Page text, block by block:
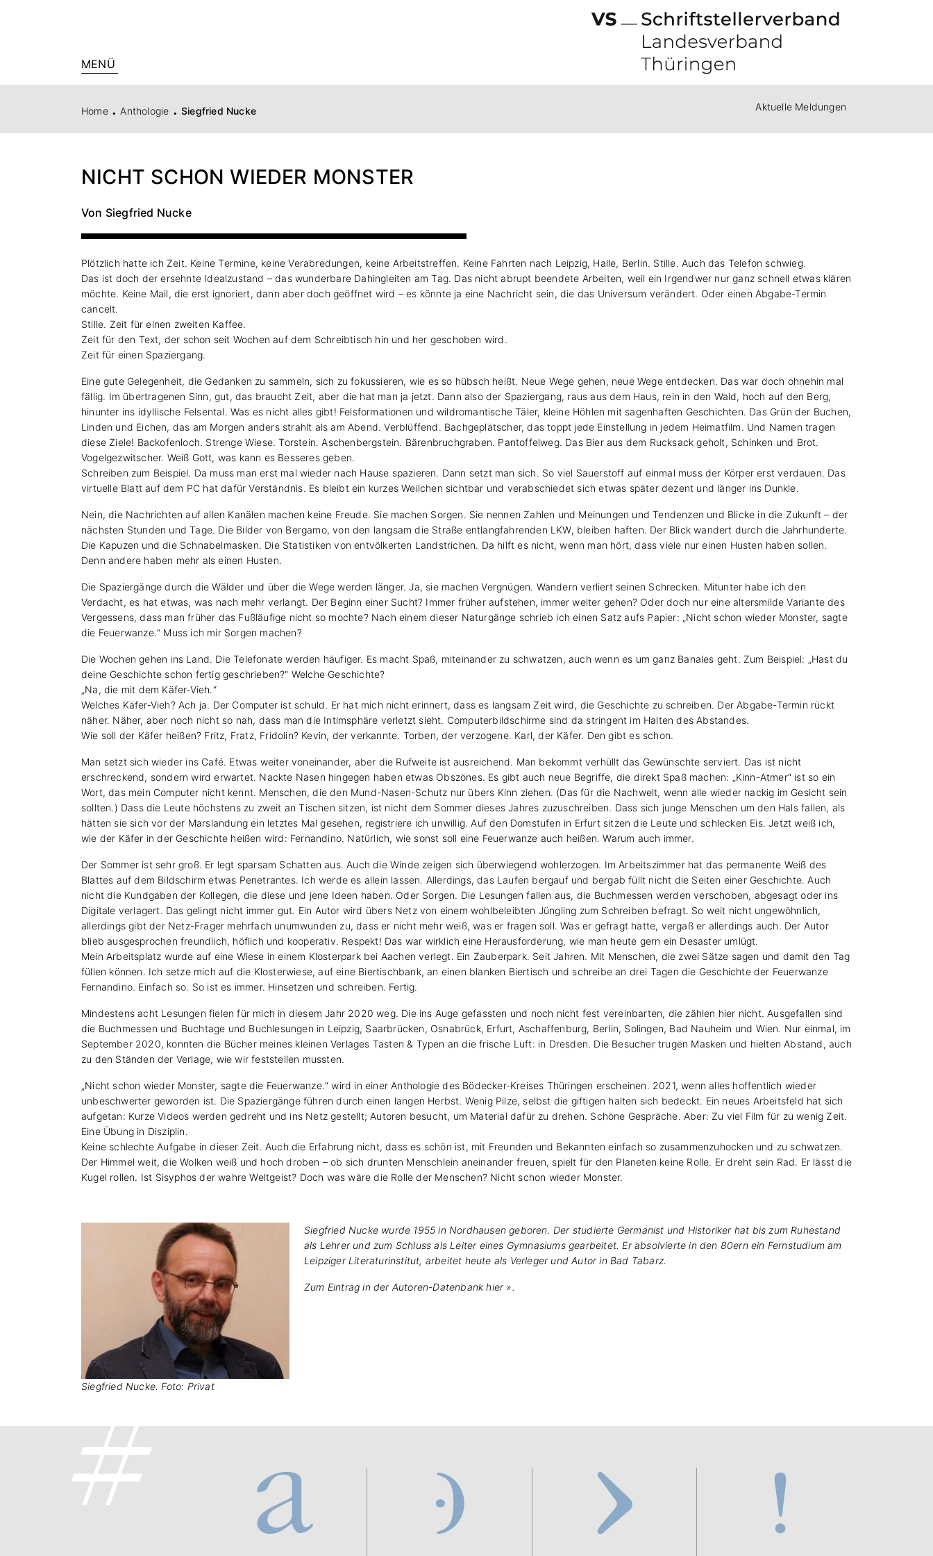
MENÜ
Home . Anthologie . Siegfried Nucke Aktuelle Meldungen
NICHT SCHON WIEDER MONSTER
Von Siegfried Nucke
Plötzlich hatte ich Zeit. Keine Termine, keine Verabredungen, keine Arbeitstreffen. Keine Fahrten nach Leipzig, Halle, Berlin. Stille. Auch das Telefon schwieg.
Das ist doch der ersehnte Idealzustand – das wunderbare Dahingleiten am Tag. Das nicht abrupt beendete Arbeiten, weil ein Irgendwer nur ganz schnell etwas klären
möchte. Keine Mail, die erst ignoriert, dann aber doch geöffnet wird – es könnte ja eine Nachricht sein, die das Universum verändert. Oder einen Abgabe-Termin
cancelt.
Stille. Zeit für einen zweiten Kaffee.
Zeit für den Text, der schon seit Wochen auf dem Schreibtisch hin und her geschoben wird.
Zeit für einen Spaziergang.
Eine gute Gelegenheit, die Gedanken zu sammeln, sich zu fokussieren, wie es so hübsch heißt. Neue Wege gehen, neue Wege entdecken. Das war doch ohnehin mal
fällig. Im übertragenen Sinn, gut, das braucht Zeit, aber die hat man ja jetzt. Dann also der Spaziergang, raus aus dem Haus, rein in den Wald, hoch auf den Berg,
hinunter ins idyllische Felsental. Was es nicht alles gibt! Felsformationen und wildromantische Täler, kleine Höhlen mit sagenhaften Geschichten. Das Grün der Buchen,
Linden und Eichen, das am Morgen anders strahlt als am Abend. Verblüffend. Bachgeplätscher, das toppt jede Einstellung in jedem Heimatfilm. Und Namen tragen
diese Ziele! Backofenloch. Strenge Wiese. Torstein. Aschenbergstein. Bärenbruchgraben. Pantoffelweg. Das Bier aus dem Rucksack geholt, Schinken und Brot.
Vogelgezwitscher. Weiß Gott, was kann es Besseres geben.
Schreiben zum Beispiel. Da muss man erst mal wieder nach Hause spazieren. Dann setzt man sich. So viel Sauerstoff auf einmal muss der Körper erst verdauen. Das
virtuelle Blatt auf dem PC hat dafür Verständnis. Es bleibt ein kurzes Weilchen sichtbar und verabschiedet sich etwas später dezent und länger ins Dunkle.
Nein, die Nachrichten auf allen Kanälen machen keine Freude. Sie machen Sorgen. Sie nennen Zahlen und Meinungen und Tendenzen und Blicke in die Zukunft – der
nächsten Stunden und Tage. Die Bilder von Bergamo, von den langsam die Straße entlangfahrenden LKW, bleiben haften. Der Blick wandert durch die Jahrhunderte.
Die Kapuzen und die Schnabelmasken. Die Statistiken von entvölkerten Landstrichen. Da hilft es nicht, wenn man hört, dass viele nur einen Husten haben sollen.
Denn andere haben mehr als einen Husten.
Die Spaziergänge durch die Wälder und über die Wege werden länger. Ja, sie machen Vergnügen. Wandern verliert seinen Schrecken. Mitunter habe ich den
Verdacht, es hat etwas, was nach mehr verlangt. Der Beginn einer Sucht? Immer früher aufstehen, immer weiter gehen? Oder doch nur eine altersmilde Variante des
Vergessens, dass man früher das Fußläufige nicht so mochte? Nach einem dieser Naturgänge schrieb ich einen Satz aufs Papier: „Nicht schon wieder Monster, sagte
die Feuerwanze.“ Muss ich mir Sorgen machen?
Die Wochen gehen ins Land. Die Telefonate werden häufiger. Es macht Spaß, miteinander zu schwatzen, auch wenn es um ganz Banales geht. Zum Beispiel: „Hast du
deine Geschichte schon fertig geschrieben?“ Welche Geschichte?
„Na, die mit dem Käfer-Vieh.“
Welches Käfer-Vieh? Ach ja. Der Computer ist schuld. Er hat mich nicht erinnert, dass es langsam Zeit wird, die Geschichte zu schreiben. Der Abgabe-Termin rückt
näher. Näher, aber noch nicht so nah, dass man die Intimsphäre verletzt sieht. Computerbildschirme sind da stringent im Halten des Abstandes.
Wie soll der Käfer heißen? Fritz, Fratz, Fridolin? Kevin, der verkannte. Torben, der verzogene. Karl, der Käfer. Den gibt es schon.
Man setzt sich wieder ins Café. Etwas weiter voneinander, aber die Rufweite ist ausreichend. Man bekommt verhüllt das Gewünschte serviert. Das ist nicht
erschreckend, sondern wird erwartet. Nackte Nasen hingegen haben etwas Obszönes. Es gibt auch neue Begriffe, die direkt Spaß machen: „Kinn-Atmer“ ist so ein
Wort, das mein Computer nicht kennt. Menschen, die den Mund-Nasen-Schutz nur übers Kinn ziehen. (Das für die Nachwelt, wenn alle wieder nackig im Gesicht sein
sollten.) Dass die Leute höchstens zu zweit an Tischen sitzen, ist nicht dem Sommer dieses Jahres zuzuschreiben. Dass sich junge Menschen um den Hals fallen, als
hätten sie sich vor der Marslandung ein letztes Mal gesehen, registriere ich unwillig. Auf den Domstufen in Erfurt sitzen die Leute und schlecken Eis. Jetzt weiß ich,
wie der Käfer in der Geschichte heißen wird: Fernandino. Natürlich, wie sonst soll eine Feuerwanze auch heißen. Warum auch immer.
Der Sommer ist sehr groß. Er legt sparsam Schatten aus. Auch die Winde zeigen sich überwiegend wohlerzogen. Im Arbeitszimmer hat das permanente Weiß des
Blattes auf dem Bildschirm etwas Penetrantes. Ich werde es allein lassen. Allerdings, das Laufen bergauf und bergab füllt nicht die Seiten einer Geschichte. Auch
nicht die Kundgaben der Kollegen, die diese und jene Ideen haben. Oder Sorgen. Die Lesungen fallen aus, die Buchmessen werden verschoben, abgesagt oder ins
Digitale verlagert. Das gelingt nicht immer gut. Ein Autor wird übers Netz von einem wohlbeleibten Jüngling zum Schreiben befragt. So weit nicht ungewöhnlich,
allerdings gibt der Netz-Frager mehrfach unumwunden zu, dass er nicht mehr weiß, was er fragen soll. Was er gefragt hatte, vergaß er allerdings auch. Der Autor
blieb ausgesprochen freundlich, höflich und kooperativ. Respekt! Das war wirklich eine Herausforderung, wie man heute gern ein Desaster umlügt.
Mein Arbeitsplatz wurde auf eine Wiese in einem Klosterpark bei Aachen verlegt. Ein Zauberpark. Seit Jahren. Mit Menschen, die zwei Sätze sagen und damit den Tag
füllen können. Ich setze mich auf die Klosterwiese, auf eine Biertischbank, an einen blanken Biertisch und schreibe an drei Tagen die Geschichte der Feuerwanze
Fernandino. Einfach so. So ist es immer. Hinsetzen und schreiben. Fertig.
Mindestens acht Lesungen fielen für mich in diesem Jahr 2020 weg. Die ins Auge gefassten und noch nicht fest vereinbarten, die zählen hier nicht. Ausgefallen sind
die Buchmessen und Buchtage und Buchlesungen in Leipzig, Saarbrücken, Osnabrück, Erfurt, Aschaffenburg, Berlin, Solingen, Bad Nauheim und Wien. Nur einmal, im
September 2020, konnten die Bücher meines kleinen Verlages Tasten & Typen an die frische Luft: in Dresden. Die Besucher trugen Masken und hielten Abstand, auch
zu den Ständen der Verlage, wie wir feststellen mussten.
„Nicht schon wieder Monster, sagte die Feuerwanze.“ wird in einer Anthologie des Bödecker-Kreises Thüringen erscheinen. 2021, wenn alles hoffentlich wieder
unbeschwerter geworden ist. Die Spaziergänge führen durch einen langen Herbst. Wenig Pilze, selbst die giftigen halten sich bedeckt. Ein neues Arbeitsfeld hat sich
aufgetan: Kurze Videos werden gedreht und ins Netz gestellt; Autoren besucht, um Material dafür zu drehen. Schöne Gespräche. Aber: Zu viel Film für zu wenig Zeit.
Eine Übung in Disziplin.
Keine schlechte Aufgabe in dieser Zeit. Auch die Erfahrung nicht, dass es schön ist, mit Freunden und Bekannten einfach so zusammenzuhocken und zu schwatzen.
Der Himmel weit, die Wolken weiß und hoch droben – ob sich drunten Menschlein aneinander freuen, spielt für den Planeten keine Rolle. Er dreht sein Rad. Er lässt die
Kugel rollen. Ist Sisyphos der wahre Weltgeist? Doch was wäre die Rolle der Menschen? Nicht schon wieder Monster.
Siegfried Nucke. Foto: Privat
Siegfried Nucke wurde 1955 in Nordhausen geboren. Der studierte Germanist und Historiker hat bis zum Ruhestand
als Lehrer und zum Schluss als Leiter eines Gymnasiums gearbeitet. Er absolvierte in den 80ern ein Fernstudium am
Leipziger Literaturinstitut, arbeitet heute als Verleger und Autor in Bad Tabarz.
Zum Eintrag in der Autoren-Datenbankhier ».